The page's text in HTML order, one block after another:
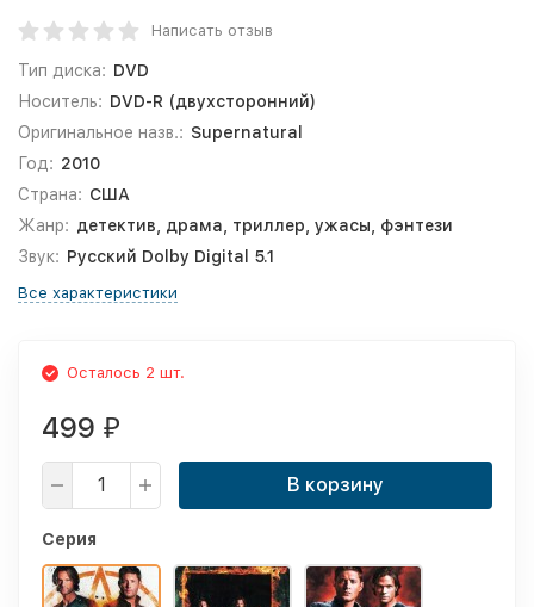
Написать отзыв
Тип диска: DVD
Носитель: DVD-R (двухсторонний)
Оригинальное назв.: Supernatural
Год: 2010
Страна: США
Жанр: детектив, драма, триллер, ужасы, фэнтези
Звук: Русский Dolby Digital 5.1
Все характеристики
Осталось 2 шт.
499 ₽
В корзину
Серия